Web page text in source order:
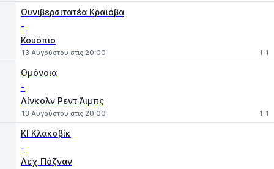
Ουνιβερσιτατέα Κραϊόβα
-
Κουόπιο
13 Αυγούστου στις 20:00 1:1
Ομόνοια
-
Λίνκολν Ρεντ Άιμπς
13 Αυγούστου στις 20:00 1:1
ΚΙ Κλακσβίκ
-
Λεχ Πόζναν